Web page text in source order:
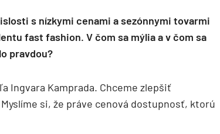
s nízkymi cenami a sezónnymi tovarmi
fast fashion. V čom sa mýlia a v čom sa
pravdou?
Ingvara Kamprada. Chceme zlepšiť
si, že práve cenová dostupnosť, ktorú